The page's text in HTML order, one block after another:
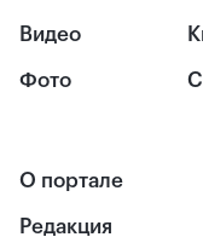
Видео
Фото
О портале
Редакция